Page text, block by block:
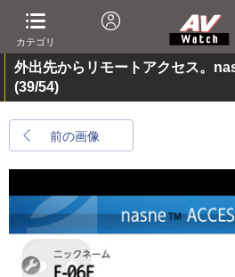
カテゴリ
外出先からリモートアクセス。
(39/54)
前の画像